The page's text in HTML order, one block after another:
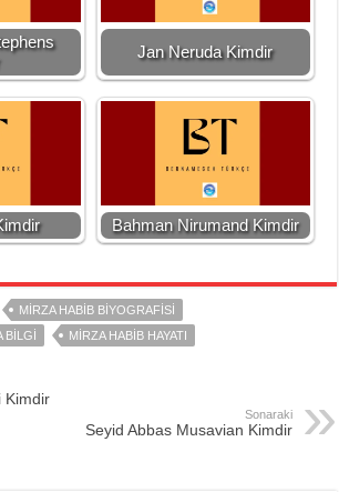
Jan Neruda Kimdir
Bahman Nirumand Kimdir
MIRZA HABIB BIYOGRAFISI
BILGI
MIRZA HABIB HAYATI
Kimdir
Sonaraki
Seyid Abbas Musavian Kimdir